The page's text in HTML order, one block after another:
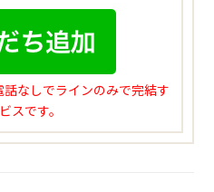
なしでラインのみで完結す
スです。